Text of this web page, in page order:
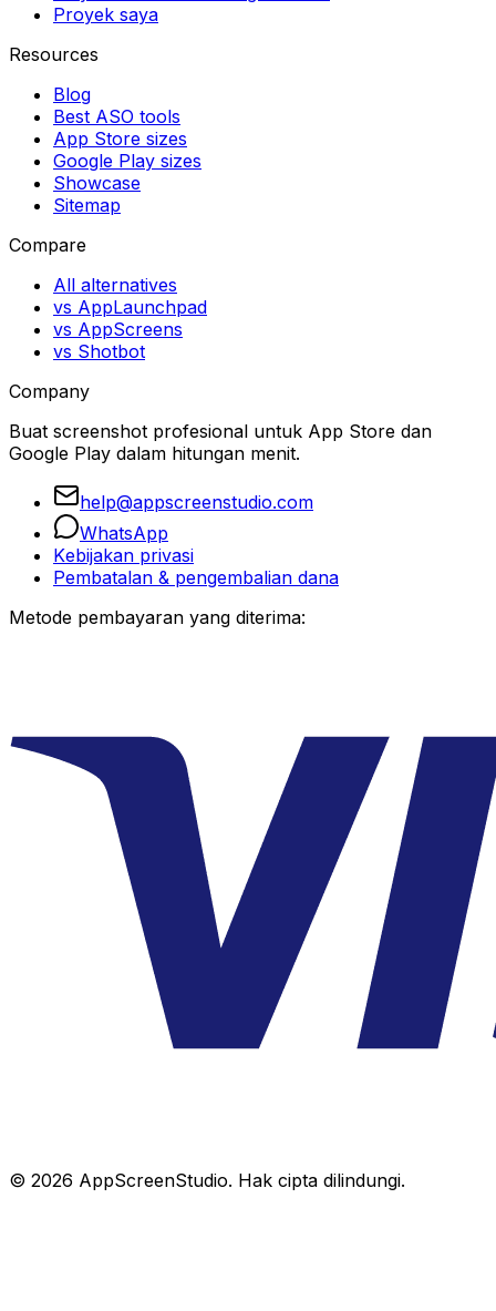
Proyek saya
Resources
Blog
Best ASO tools
App Store sizes
Google Play sizes
Showcase
Sitemap
Compare
All alternatives
vs AppLaunchpad
vs AppScreens
vs Shotbot
Company
Buat screenshot profesional untuk App Store dan
Google Play dalam hitungan menit.
help@appscreenstudio.com
WhatsApp
Kebijakan privasi
Pembatalan & pengembalian dana
Metode pembayaran yang diterima:
© 2026 AppScreenStudio. Hak cipta dilindungi.